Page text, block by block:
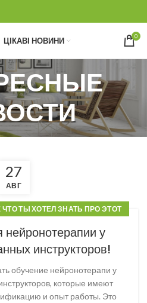
ЦІКАВІ НОВИНИ 0
27
АВГ
ТЫ ХОТЕЛ ЗНАТЬ ПРО ЭТОТ
нейронотерапии у
инструкторов!
обучение нейронотерапи у
которые имеют
и опыт работы. Это